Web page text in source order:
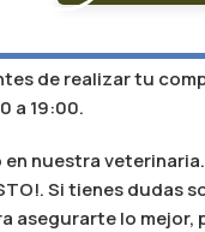
de realizar tu
a 19:00.
nuestra
Si tienes dudas
asegurarte lo mejor,